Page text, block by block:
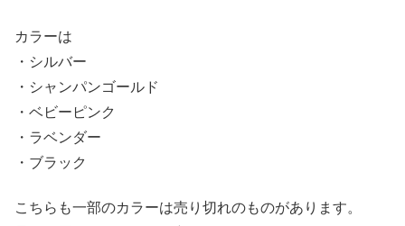
カラーは
・シルバー
・シャンパンゴールド
・ベビーピンク
・ラベンダー
・ブラック
こちらも一部のカラーは売り切れのものがあります。